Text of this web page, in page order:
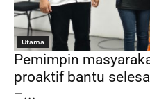
Utama
Pemimpin
proaktif bantu
–...